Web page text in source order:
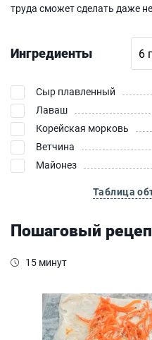
труда сможет сделать даже
Ингредиенты
Сыр плавленный
Лаваш
Корейская морковь
Ветчина
Майонез
Таблица
Пошаговый
15 минут